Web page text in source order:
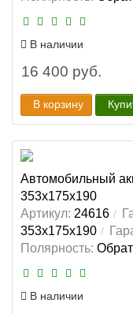
В наличии
16 400 руб.
В корзину
Автомобильный
353x175x190
Артикул: 24616
353x175x190
Полярность:
В наличии